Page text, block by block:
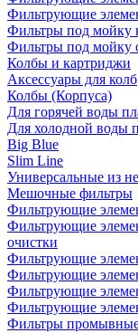
Фильтрующие
Фильтры под мойку
Фильтры под мойку
Колбы и картриджи
Аксессуары для колб
Колбы (Корпуса)
Для горячей воды
Для холодной воды
Big Blue
Slim Line
Универсальные из
Мешочные фильтры
Фильтрующие
Фильтрующие
очистки
Фильтрующие
Фильтрующие
Фильтрующие
Фильтрующие
Фильтры